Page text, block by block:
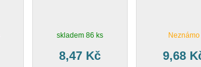
skladem 86 ks
8,47 Kč
Neznámo
9,68